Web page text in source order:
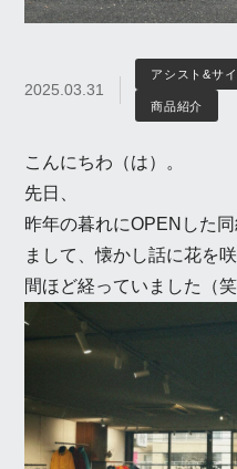
2025.03.31
アシスト&サ
商品紹介
こんにちわ（は）。
先日、
昨年の暮れにOPENした
まして、懐かし話に花を
間ほど経っていました（笑